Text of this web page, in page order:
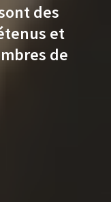
des
et
de